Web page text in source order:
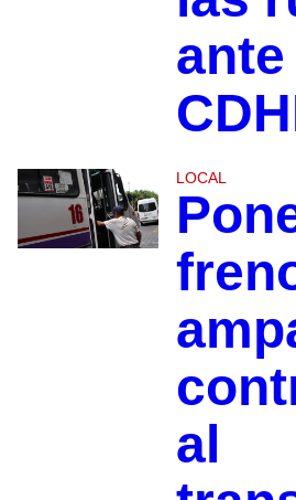
LOCAL
al